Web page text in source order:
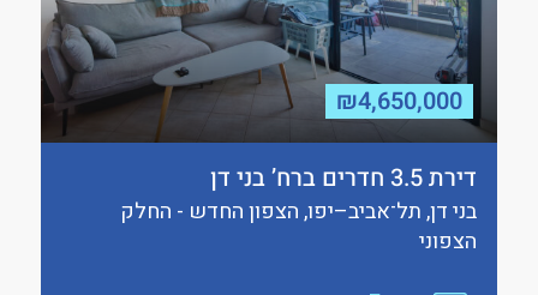
₪4,650,000
דירת 3.5 חדרים ברח’ בני דן
בני דן, תל־אביב–יפו, הצפון החדש - החלק
הצפוני